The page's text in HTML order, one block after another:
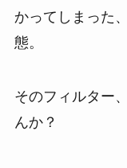
かってしまった
態。
そのフィルター
んか？